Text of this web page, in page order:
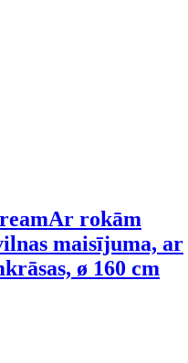
Ar rokām
maisījuma, ar
ø 160 cm